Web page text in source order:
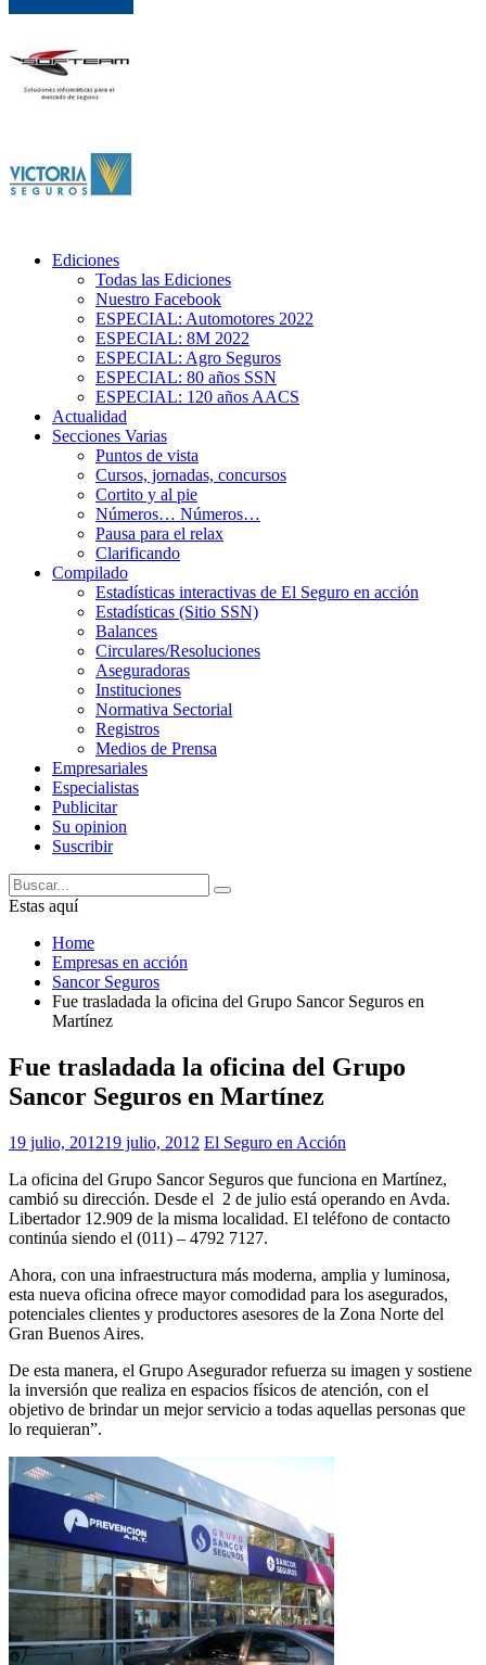
Ediciones
Todas las Ediciones
Nuestro Facebook
ESPECIAL: Automotores 2022
ESPECIAL: 8M 2022
ESPECIAL: Agro Seguros
ESPECIAL: 80 años SSN
ESPECIAL: 120 años AACS
Actualidad
Secciones Varias
Puntos de vista
Cursos, jornadas, concursos
Cortito y al pie
Números… Números…
Pausa para el relax
Clarificando
Compilado
Estadísticas interactivas de El Seguro en acción
Estadísticas (Sitio SSN)
Balances
Circulares/Resoluciones
Aseguradoras
Instituciones
Normativa Sectorial
Registros
Medios de Prensa
Empresariales
Especialistas
Publicitar
Su opinion
Suscribir
Estas aquí
Home
Empresas en acción
Sancor Seguros
Fue trasladada la oficina del Grupo Sancor Seguros en
Martínez
Fue trasladada la oficina del Grupo
Sancor Seguros en Martínez
19 julio, 201219 julio, 2012 El Seguro en Acción
La oficina del Grupo Sancor Seguros que funciona en Martínez,
cambió su dirección. Desde el 2 de julio está operando en Avda.
Libertador 12.909 de la misma localidad. El teléfono de contacto
continúa siendo el (011) – 4792 7127.
Ahora, con una infraestructura más moderna, amplia y luminosa,
esta nueva oficina ofrece mayor comodidad para los asegurados,
potenciales clientes y productores asesores de la Zona Norte del
Gran Buenos Aires.
De esta manera, el Grupo Asegurador refuerza su imagen y sostiene
la inversión que realiza en espacios físicos de atención, con el
objetivo de brindar un mejor servicio a todas aquellas personas que
lo requieran”.